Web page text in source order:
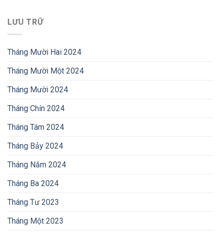
LƯU TRỮ
Tháng Mười Hai 2024
Tháng Mười Một 2024
Tháng Mười 2024
Tháng Chín 2024
Tháng Tám 2024
Tháng Bảy 2024
Tháng Năm 2024
Tháng Ba 2024
Tháng Tư 2023
Tháng Một 2023